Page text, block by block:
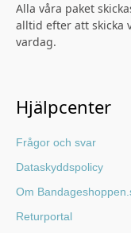
Alla våra paket
alltid efter att skicka
vardag.
Hjälpcenter
Frågor och svar
Dataskyddspolicy
Om
Returportal